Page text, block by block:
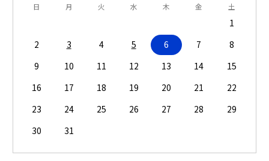
日 月 火 水 木 金 土
1
2
3 4 5 6 7
8
9
10 11 12 13 14
15
16
17 18 19 20 21
22
23
24 25 26 27 28
29
30
31